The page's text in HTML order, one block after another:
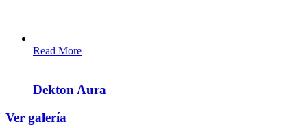
Read More
+
Dekton Aura
Ver galería